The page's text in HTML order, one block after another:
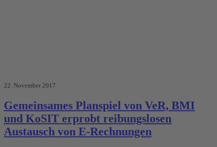
22. November 2017
Gemeinsames Planspiel von VeR, BMI
und KoSIT erprobt reibungslosen
Austausch von E-Rechnungen